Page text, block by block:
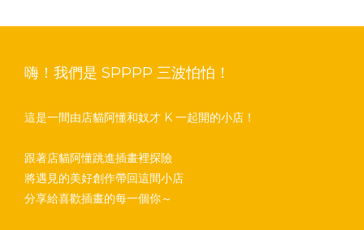
嗨！我們是 SPPPP 三波怕怕！
這是一間由店貓阿懂和奴才 K 一起開的小店！
跟著店貓阿懂跳進插畫裡探險
將遇見的美好創作帶回這間小店
分享給喜歡插畫的每一個你～